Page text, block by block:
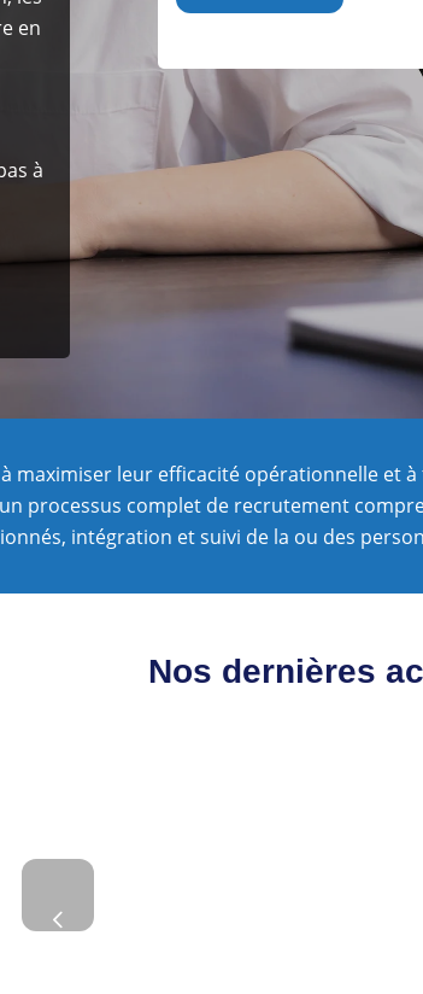
en
à
maximiser leur efficacité opérationnelle et
processus complet de recrutement
intégration et suivi de la ou des
Nos dernières